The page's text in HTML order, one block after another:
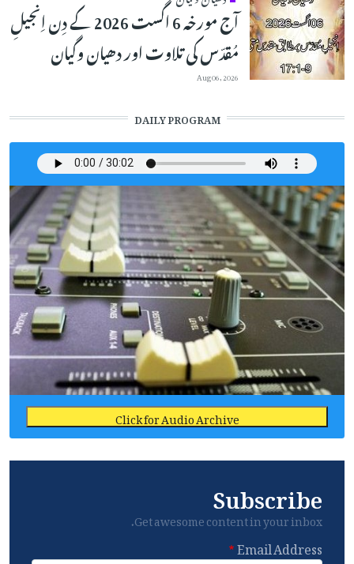
آج مورخہ 6 اگست 2026 کے دِن اِنجیلِ
مُقدّس کی تلاوت اور دھیان وگیان
Aug 06, 2026
DAILY PROGRAM
Click for Audio Archive
Subscribe
Get awesome content in your inbox.
Email Address